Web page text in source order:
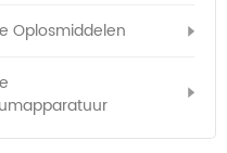
Oplosmiddelen